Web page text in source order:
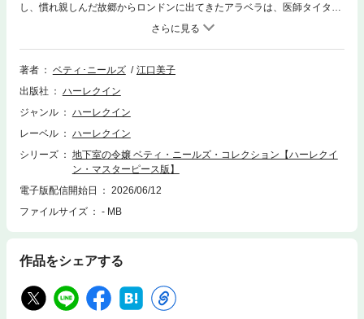
し、慣れ親しんだ故郷からロンドンに出てきたアラベラは、医師タイタス
の病院の地下室に住み込む管理人の仕事を見つけた。待合室や診察室の掃
除や、患者や職員のために玄関を開閉するなど、日々のこまごました庶務
をおこなうのが主な仕事だ。アラベラは部屋を飾り、おいしい料理を作っ
てささやかな幸せに浸るが、そんな彼女に、雇い主のタイタスは同情を禁
ないとは……。だが、働き者で、しかも有能なアラベラと接するうち、タ
イタスは妙案を思いついた――彼女は“妻”としても有能に違いない。「ぼ
住み、友達もおらず、娯楽もなく、ただ働いているということが気にな
る」タイタスはアラベラを気にかけていることを伝え、愛ではないけれ
ど、彼女と一緒にいると楽しいと告げます。アラベラはそんな彼の真意が
信されている作品のハーレクイン・マスターピース版となります。 ご購入
の際は十分ご注意ください。
著者 ベティ･ニールズ
江口美子
出版社
ハーレクイン
ジャンル
ハーレクイン
レーベル
ハーレクイン
シリーズ
地下室の令嬢 ベティ・ニールズ・コレクション【ハーレクイ
ン・マスターピース版】
電子版配信開始日
2026/06/12
ファイルサイズ
- MB
作品をシェアする